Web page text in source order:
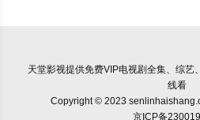
天堂影视提供免费VIP电视剧全集、综艺
线看
Copyright © 2023
京ICP备